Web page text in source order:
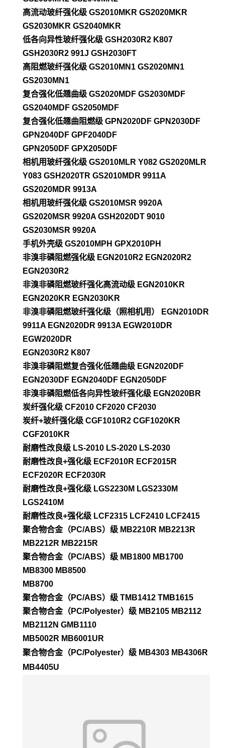
高流动玻纤强化级 GS2010MKR GS2020MKR
GS2030MKR GS2040MKR
低各向异性玻纤强化级 GSH2030R2 K807
GSH2030R2 991J GSH2030FT
高阻燃玻纤强化级 GS2010MN1 GS2020MN1
GS2030MN1
复合强化低翘曲级 GS2020MDF GS2030MDF
GS2040MDF GS2050MDF
复合强化低翘曲阻燃级 GPN2020DF GPN2030DF
GPN2040DF GPF2040DF
GPN2050DF GPX2050DF
相机用玻纤强化级 GS2010MLR Y082 GS2020MLR
Y083 GSH2020TR GS2010MDR 9911A
GS2020MDR 9913A
相机用玻纤强化级 GS2010MSR 9920A
GS2020MSR 9920A GSH2020DT 9010
GS2030MSR 9920A
手机外壳级 GS2010MPH GPX2010PH
非溴非磷阻燃强化级 EGN2010R2 EGN2020R2
EGN2030R2
非溴非磷阻燃玻纤强化高流动级 EGN2010KR
EGN2020KR EGN2030KR
非溴非磷阻燃玻纤强化级（照相机用） EGN2010DR
9911A EGN2020DR 9913A EGW2010DR
EGW2020DR
EGN2030R2 K807
非溴非磷阻燃复合强化低翘曲级 EGN2020DF
EGN2030DF EGN2040DF EGN2050DF
非溴非磷阻燃低各向异性玻纤强化级 EGN2020BR
炭纤强化级 CF2010 CF2020 CF2030
炭纤+玻纤强化级 CGF1010R2 CGF1020KR
CGF2010KR
耐磨性改良级 LS-2010 LS-2020 LS-2030
耐磨性改良+强化级 ECF2010R ECF2015R
ECF2020R ECF2030R
耐磨性改良+强化级 LGS2230M LGS2330M
LGS2410M
耐磨性改良+强化级 LCF2315 LCF2410 LCF2415
聚合物合金（PC/ABS）级 MB2210R MB2213R
MB2212R MB2215R
聚合物合金（PC/ABS）级 MB1800 MB1700
MB8300 MB8500
MB8700
聚合物合金（PC/ABS）级 TMB1412 TMB1615
聚合物合金（PC/Polyester）级 MB2105 MB2112
MB2112N GMB1110
MB5002R MB6001UR
聚合物合金（PC/Polyester）级 MB4303 MB4306R
MB4405U